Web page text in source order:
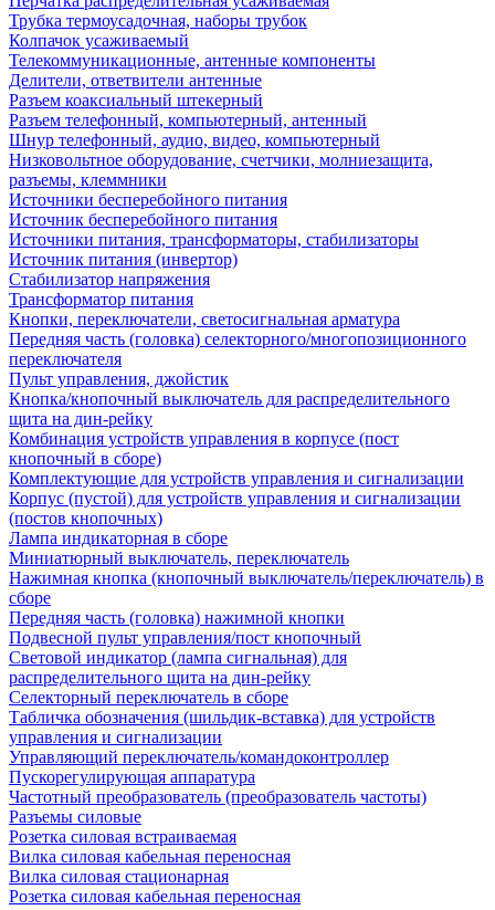
Трубка термоусадочная, наборы трубок
Колпачок усаживаемый
Телекоммуникационные, антенные компоненты
Делители, ответвители антенные
Разъем коаксиальный штекерный
Разъем телефонный, компьютерный, антенный
Шнур телефонный, аудио, видео, компьютерный
Низковольтное оборудование, счетчики, молниезащита,
разъемы, клеммники
Источники бесперебойного питания
Источник бесперебойного питания
Источники питания, трансформаторы, стабилизаторы
Источник питания (инвертор)
Стабилизатор напряжения
Трансформатор питания
Кнопки, переключатели, светосигнальная арматура
Передняя часть (головка) селекторного/многопозиционного
переключателя
Пульт управления, джойстик
Кнопка/кнопочный выключатель для распределительного
щита на дин-рейку
Комбинация устройств управления в корпусе (пост
кнопочный в сборе)
Комплектующие для устройств управления и сигнализации
Корпус (пустой) для устройств управления и сигнализации
(постов кнопочных)
Лампа индикаторная в сборе
Миниатюрный выключатель, переключатель
Нажимная кнопка (кнопочный выключатель/переключатель) в
сборе
Передняя часть (головка) нажимной кнопки
Подвесной пульт управления/пост кнопочный
Световой индикатор (лампа сигнальная) для
распределительного щита на дин-рейку
Селекторный переключатель в сборе
Табличка обозначения (шильдик-вставка) для устройств
управления и сигнализации
Управляющий переключатель/командоконтроллер
Пускорегулирующая аппаратура
Частотный преобразователь (преобразователь частоты)
Разъемы силовые
Розетка силовая встраиваемая
Вилка силовая кабельная переносная
Вилка силовая стационарная
Розетка силовая кабельная переносная